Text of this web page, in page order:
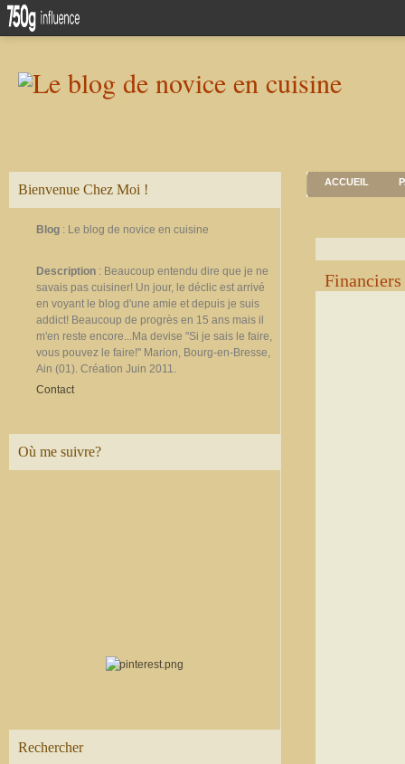
Bienvenue Chez Moi !
Blog : Le blog de novice en cuisine
Description : Beaucoup entendu dire que je ne
savais pas cuisiner! Un jour, le déclic est arrivé
en voyant le blog d'une amie et depuis je suis
addict! Beaucoup de progrès en 15 ans mais il
m'en reste encore...Ma devise "Si je sais le faire,
vous pouvez le faire!" Marion, Bourg-en-Bresse,
Ain (01). Création Juin 2011.
Contact
Où me suivre?
Rechercher
ACCUEIL